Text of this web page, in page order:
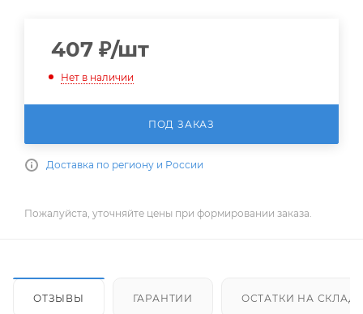
407 ₽/шт
Нет в наличии
ПОД ЗАКАЗ
Доставка по региону и России
Пожалуйста, уточняйте цены при формировании заказа.
ОТЗЫВЫ ГАРАНТИИ ОСТАТКИ НА